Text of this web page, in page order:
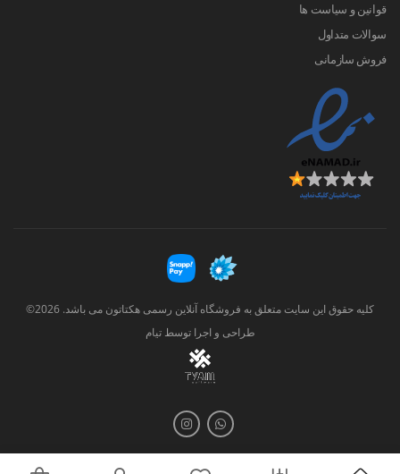
قوانین و سیاست ها
سوالات متداول
فروش سازمانی
کلیه حقوق این سایت متعلق به فروشگاه آنلاین رسمی هکتاتون می باشد. 2026©
طراحی و اجرا توسطتیام